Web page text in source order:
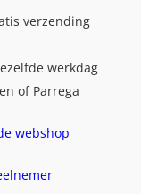
verzending
werkdag
of Parrega
webshop